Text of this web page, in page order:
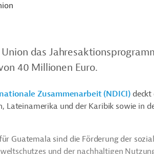
das
40 Millionen Euro.
Zusammenarbeit (NDICI) deckt
Lateinamerika und der Karibik sowie in
Guatemala sind die Förderung der
und der nachhaltigen